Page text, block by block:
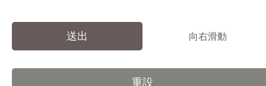
送出 向右滑動
重設